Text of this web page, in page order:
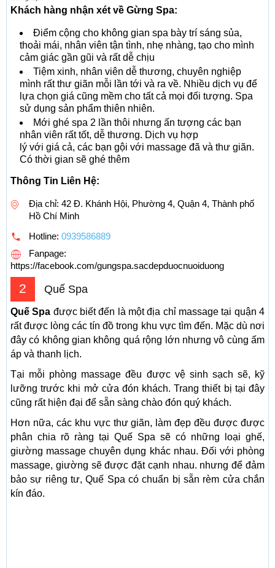
Khách hàng nhận xét về Gừng Spa:
Điểm cộng cho không gian spa bày trí sáng sủa,
thoải mái, nhân viên tận tình, nhẹ nhàng, tạo cho mình
cảm giác gần gũi và rất dễ chịu
Tiệm xinh, nhân viên dễ thương, chuyên nghiệp
mình rất thư giãn mỗi lần tới và ra về. Nhiều dịch vụ để
lựa chọn giá cũng mềm cho tất cả mọi đối tượng. Spa
sử dụng sản phẩm thiên nhiên.
Mới ghé spa 2 lần thôi nhưng ấn tượng các bạn
nhân viên rất tốt, dễ thương. Dịch vụ hợp
lý với giá cả, các bạn gội với massage đã và thư giãn.
Có thời gian sẽ ghé thêm
Thông Tin Liên Hệ:
Địa chỉ: 42 Đ. Khánh Hội, Phường 4, Quận 4, Thành phố
Hồ Chí Minh
Hotline: 0939586889
Fanpage:
https://facebook.com/gungspa.sacdepduocnuoiduong
2 Quế Spa
Quế Spa được biết đến là một địa chỉ massage tại quận 4
rất được lòng các tín đồ trong khu vực tìm đến. Mặc dù nơi
đây có không gian không quá rộng lớn nhưng vô cùng ấm
áp và thanh lịch.
Tại mỗi phòng massage đều được vệ sinh sạch sẽ, kỹ
lưỡng trước khi mở cửa đón khách. Trang thiết bị tại đây
cũng rất hiện đại để sẵn sàng chào đón quý khách.
Hơn nữa, các khu vực thư giãn, làm đẹp đều được được
phân chia rõ ràng tại Quế Spa sẽ có những loại ghế,
giường massage chuyên dụng khác nhau. Đối với phòng
massage, giường sẽ được đặt cạnh nhau. nhưng để đảm
bảo sự riêng tư, Quế Spa có chuẩn bị sẵn rèm cửa chắn
kín đáo.